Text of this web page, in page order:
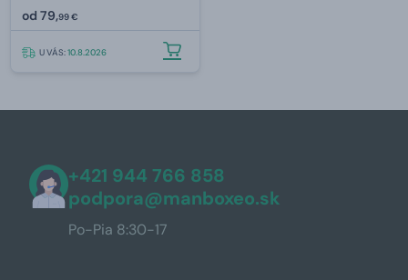
od 79,99 €
U VÁS:10.8.2026
+421 944 766 858
podpora@manboxeo.sk
Po-Pia 8:30-17